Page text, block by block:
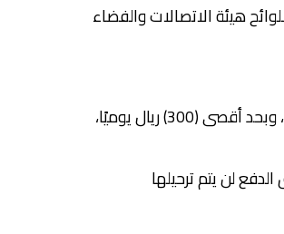
وذلك وفقًا للوائح هيئة الاتصالات والفضاء
3.5 عند تحويل الرصيد بين أرقامك في بيوند ون إس إيه أو أرقام اخرى داخل بيوند ون إس إيه، فإن الحد الأدنى لمبلغ التحويل هو (5) ريالات، وبحد أقصى (300) ريال يوميًا،
لن يتم ترحيلها